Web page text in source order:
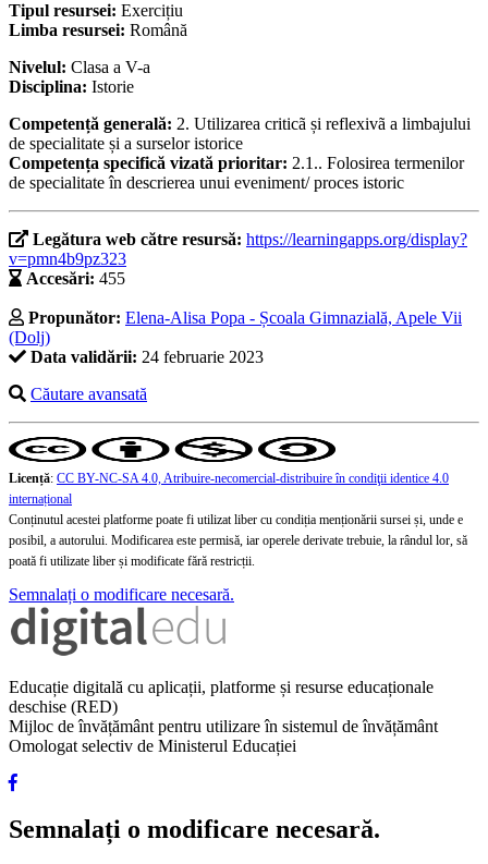
Tipul resursei: Exercițiu
Limba resursei: Română
Nivelul: Clasa a V-a
Disciplina: Istorie
Competență generală: 2. Utilizarea criticã și reflexivã a limbajului
de specialitate și a surselor istorice
Competența specifică vizată prioritar: 2.1.. Folosirea termenilor
de specialitate în descrierea unui eveniment/ proces istoric
Legătura web către resursă: https://learningapps.org/display?
v=pmn4b9pz323
Accesări: 455
Propunător: Elena-Alisa Popa - Școala Gimnazială, Apele Vii
(Dolj)
Data validării: 24 februarie 2023
Căutare avansată
Licență: CC BY-NC-SA 4.0, Atribuire-necomercial-distribuire în condiţii identice 4.0
internațional
Conținutul acestei platforme poate fi utilizat liber cu condiția menționării sursei și, unde e
posibil, a autorului. Modificarea este permisă, iar operele derivate trebuie, la rândul lor, să
poată fi utilizate liber și modificate fără restricții.
Semnalați o modificare necesară.
Educație digitală cu aplicații, platforme și resurse educaționale
deschise (RED)
Mijloc de învățământ pentru utilizare în sistemul de învățământ
Omologat selectiv de Ministerul Educației
Semnalați o modificare necesară.